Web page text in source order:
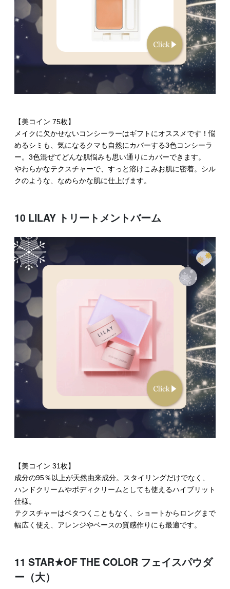
【美コイン 75枚】
メイクに欠かせないコンシーラーはギフトにオススメです！悩
めるシミも、気になるクマも自然にカバーする3色コンシーラ
ー。3色混ぜてどんな肌悩みも思い通りにカバーできます。
やわらかなテクスチャーで、すっと溶けこみお肌に密着。シル
クのような、なめらかな肌に仕上げます。
10 LILAY トリートメントバーム
【美コイン 31枚】
成分の95％以上が天然由来成分。スタイリングだけでなく、
ハンドクリームやボディクリームとしても使えるハイブリット
仕様。
テクスチャーはベタつくこともなく、ショートからロングまで
幅広く使え、アレンジやベースの質感作りにも最適です。
11 STAR★OF THE COLOR フェイスパウダ
ー（大）